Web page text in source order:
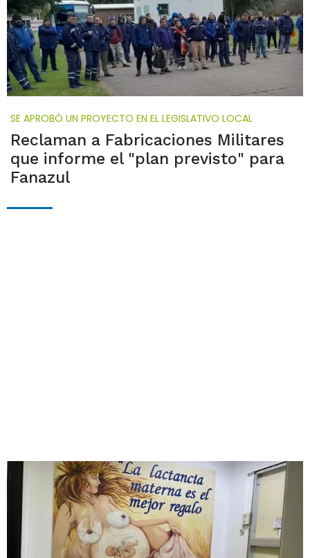
SE APROBÓ UN PROYECTO EN EL LEGISLATIVO LOCAL
Reclaman a Fabricaciones Militares
que informe el "plan previsto" para
Fanazul